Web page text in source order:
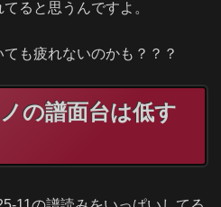
ると思うんですよ。
も疲れないのかも？？？
の譜面台は低す